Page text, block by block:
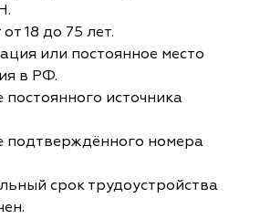
18 до 75 лет.
или постоянное место
в РФ.
источника
подтверждённого номера
срок трудоустройства